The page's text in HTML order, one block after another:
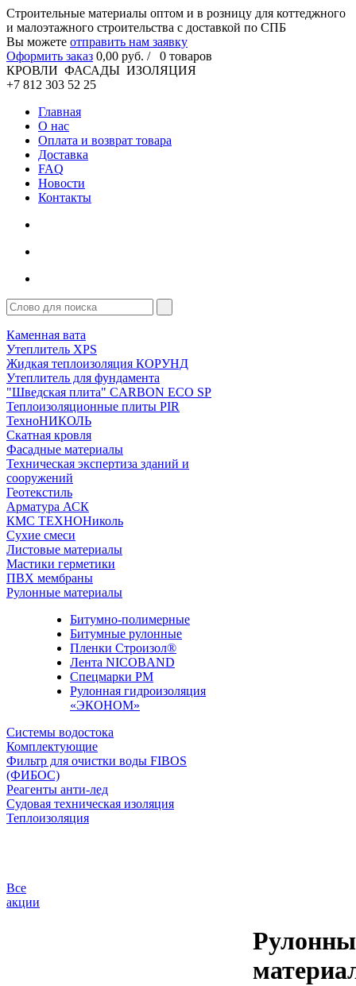
Cтроительные материалы оптом и в розницу для коттеджного
и малоэтажного строительства с доставкой по СПБ
Вы можете отправить нам заявку
Оформить заказ 0,00 руб. / 0 товаров
КРОВЛИ ФАСАДЫ ИЗОЛЯЦИЯ
+7 812 303 52 25
Главная
О нас
Оплата и возврат товара
Доставка
FAQ
Новости
Контакты
Каменная вата
Утеплитель XPS
Жидкая теплоизоляция КОРУНД
Утеплитель для фундамента
"Шведская плита" CARBON ECO SP
Теплоизоляционные плиты PIR
ТехноНИКОЛЬ
Скатная кровля
Фасадные материалы
Техническая экспертиза зданий и
сооружений
Геотекстиль
Арматура АСК
КМС ТЕХНОНиколь
Сухие смеси
Листовые материалы
Мастики герметики
ПВХ мембраны
Рулонные материалы
Битумно-полимерные
Битумные рулонные
Пленки Строизол®
Лента NICOBAND
Спецмарки РМ
Рулонная гидроизоляция
«ЭКОНОМ»
Системы водостока
Комплектующие
Фильтр для очистки воды FIBOS
(ФИБОС)
Реагенты анти-лед
Судовая техническая изоляция
Теплоизоляция
Все
акции